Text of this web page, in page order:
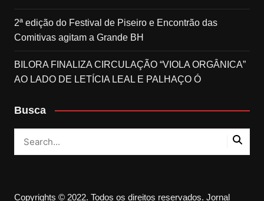
2ª edição do Festival de Piseiro e Encontrão das
Comitivas agitam a Grande BH
BILORA FINALIZA CIRCULAÇÃO “VIOLA ORGÂNICA”
AO LADO DE LETÍCIA LEAL E PALHAÇO Ó
Busca
Copyrights © 2022. Todos os direitos reservados. Jornal